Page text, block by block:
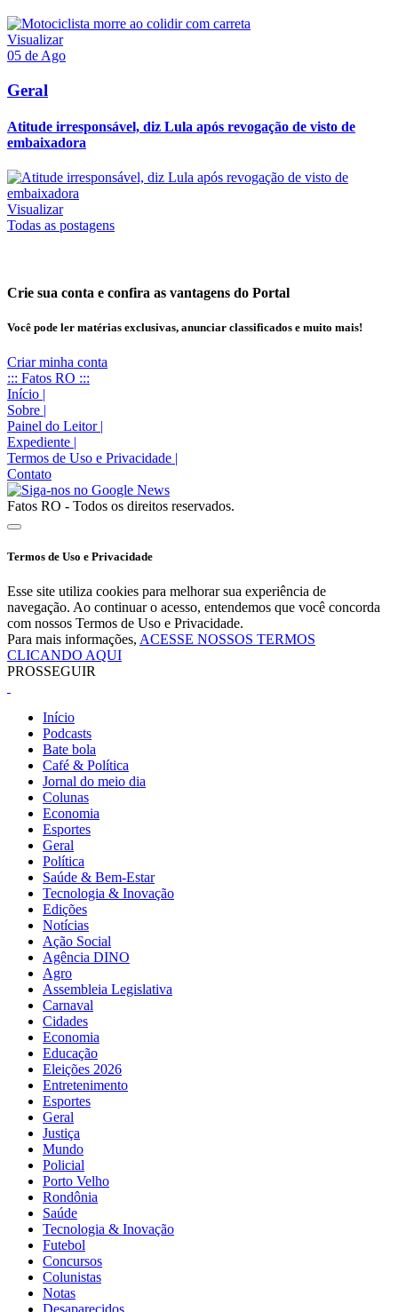
Visualizar
05 de Ago
Geral
Atitude irresponsável, diz Lula após revogação de visto de
embaixadora
Visualizar
Todas as postagens
Crie sua conta e confira as vantagens do Portal
Você pode ler matérias exclusivas, anunciar classificados e muito mais!
Criar minha conta
::: Fatos RO :::
Início |
Sobre |
Painel do Leitor |
Expediente |
Termos de Uso e Privacidade |
Contato
Fatos RO - Todos os direitos reservados.
Termos de Uso e Privacidade
Esse site utiliza cookies para melhorar sua experiência de
navegação. Ao continuar o acesso, entendemos que você concorda
com nossos Termos de Uso e Privacidade.
Para mais informações, ACESSE NOSSOS TERMOS
CLICANDO AQUI
PROSSEGUIR
Início
Podcasts
Bate bola
Café & Política
Jornal do meio dia
Colunas
Economia
Esportes
Geral
Política
Saúde & Bem-Estar
Tecnologia & Inovação
Edições
Notícias
Ação Social
Agência DINO
Agro
Assembleia Legislativa
Carnaval
Cidades
Economia
Educação
Eleições 2026
Entretenimento
Esportes
Geral
Justiça
Mundo
Policial
Porto Velho
Rondônia
Saúde
Tecnologia & Inovação
Futebol
Concursos
Colunistas
Notas